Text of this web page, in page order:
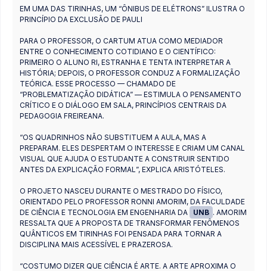
EM UMA DAS TIRINHAS, UM “ÔNIBUS DE ELÉTRONS” ILUSTRA O
PRINCÍPIO DA EXCLUSÃO DE PAULI
PARA O PROFESSOR, O CARTUM ATUA COMO MEDIADOR
ENTRE O CONHECIMENTO COTIDIANO E O CIENTÍFICO:
PRIMEIRO O ALUNO RI, ESTRANHA E TENTA INTERPRETAR A
HISTÓRIA; DEPOIS, O PROFESSOR CONDUZ A FORMALIZAÇÃO
TEÓRICA. ESSE PROCESSO — CHAMADO DE
“PROBLEMATIZAÇÃO DIDÁTICA” — ESTIMULA O PENSAMENTO
CRÍTICO E O DIÁLOGO EM SALA, PRINCÍPIOS CENTRAIS DA
PEDAGOGIA FREIREANA.
“OS QUADRINHOS NÃO SUBSTITUEM A AULA, MAS A
PREPARAM. ELES DESPERTAM O INTERESSE E CRIAM UM CANAL
VISUAL QUE AJUDA O ESTUDANTE A CONSTRUIR SENTIDO
ANTES DA EXPLICAÇÃO FORMAL”, EXPLICA ARISTÓTELES.
O PROJETO NASCEU DURANTE O MESTRADO DO FÍSICO,
ORIENTADO PELO PROFESSOR RONNI AMORIM, DA FACULDADE
DE CIÊNCIA E TECNOLOGIA EM ENGENHARIA DA
UNB . AMORIM
RESSALTA QUE A PROPOSTA DE TRANSFORMAR FENÔMENOS
QUÂNTICOS EM TIRINHAS FOI PENSADA PARA TORNAR A
DISCIPLINA MAIS ACESSÍVEL E PRAZEROSA.
“COSTUMO DIZER QUE CIÊNCIA É ARTE. A ARTE APROXIMA O